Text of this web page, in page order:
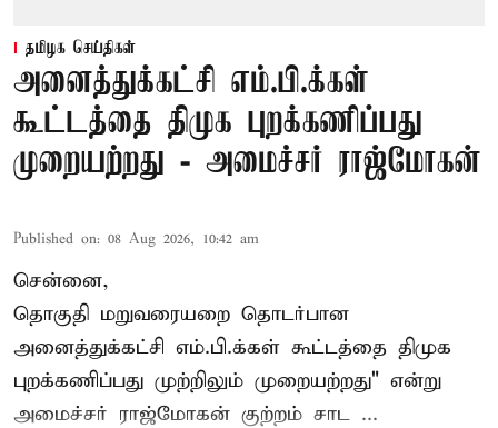
தமிழக செய்திகள்
அனைத்துக்கட்சி எம்.பி.க்கள்
கூட்டத்தை திமுக புறக்கணிப்பது
முறையற்றது - அமைச்சர் ராஜ்மோகன்
Published on: 08 Aug 2026, 10:42 am
சென்னை,
தொகுதி மறுவரையறை தொடர்பான
அனைத்துக்கட்சி எம்.பி.க்கள் கூட்டத்தை திமுக
புறக்கணிப்பது முற்றிலும் முறையற்றது" என்று
அமைச்சர் ராஜ்மோகன் குற்றம் சாட ...